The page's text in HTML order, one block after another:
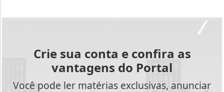
Crie sua conta e confira as
vantagens do Portal
Você pode ler matérias exclusivas, anunciar